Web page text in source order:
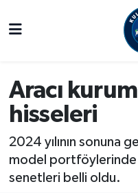
Aracı
hisseleri
2024 yılının sonuna
model portföylerinde
senetleri belli oldu.
Hisse Yorumu
Kulis Haber
Halka Arzlar
Trafik Durumu
Süper Lig Puan
Tüm Manşetler